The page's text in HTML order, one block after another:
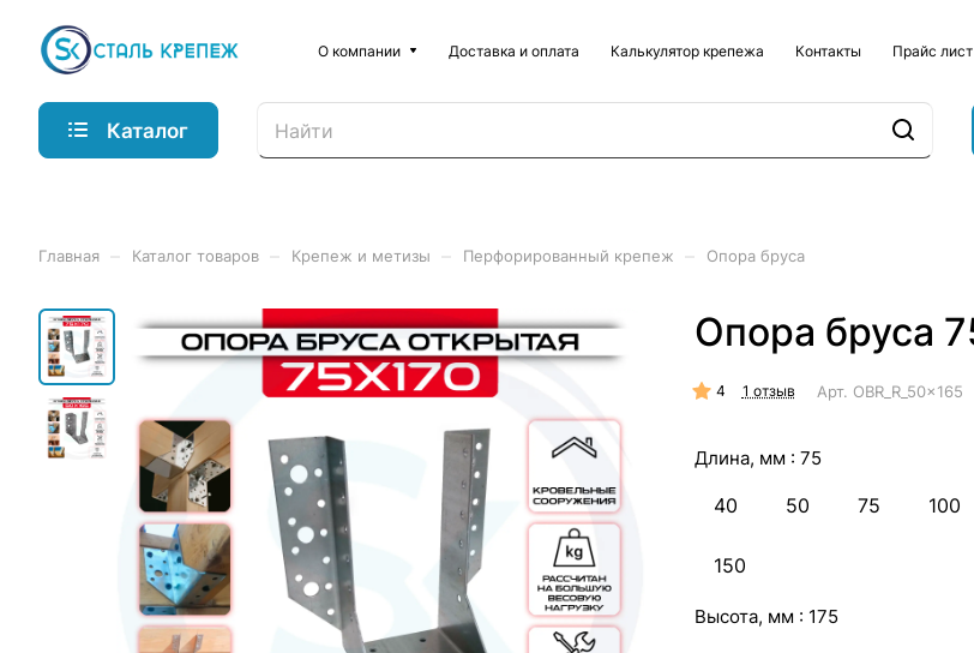
О компании Доставка и оплата Калькулятор крепежа Контакты Прайс лист
Каталог
Главная Каталог товаров Крепеж и метизы Перфорированный крепеж Опора бруса
Опора бруса
4 1 отзыв Арт. OBR_R_50x165
Длина, мм : 75
40 50 75 100
150
Высота, мм : 175